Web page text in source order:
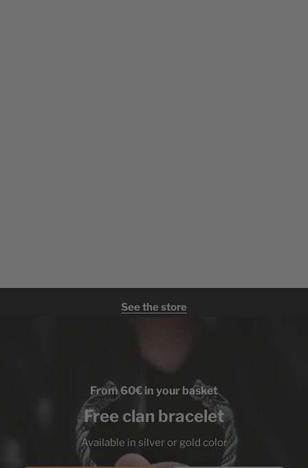
See the store
From 60€ in your basket
Free clan bracelet
Available in silver or gold color